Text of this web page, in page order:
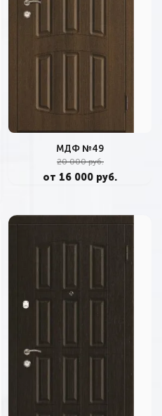
МДФ №49
20 000 руб.
от 16 000 руб.